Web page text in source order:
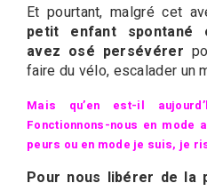
Et pourtant, malgré cet
petit enfant spontané
avez osé persévérer
faire du vélo, escalader un
Mais qu’en est-il
Fonctionnons-nous en mode
peurs ou en mode je suis, je
Pour nous libérer de la